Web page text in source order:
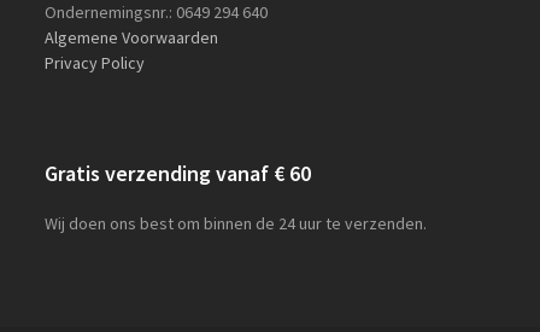
Ondernemingsnr.: 0649 294 640
Algemene Voorwaarden
Privacy Policy
Gratis verzending vanaf € 60
Wij doen ons best om binnen de 24 uur te verzenden.